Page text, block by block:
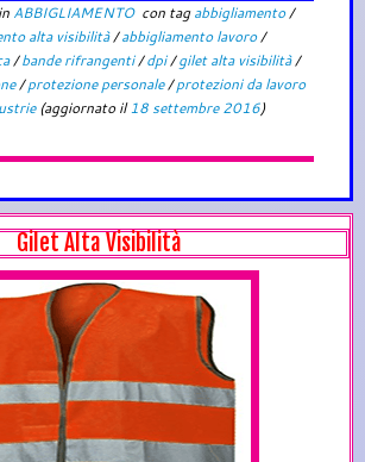
ABBIGLIAMENTO con tagabbigliamento/
alta visibilità/abbigliamento lavoro/
/bande rifrangenti/dpi/gilet alta visibilità/
/protezione personale/protezioni da lavoro
(aggiornato il18 settembre 2016)
Gilet Alta Visibilità